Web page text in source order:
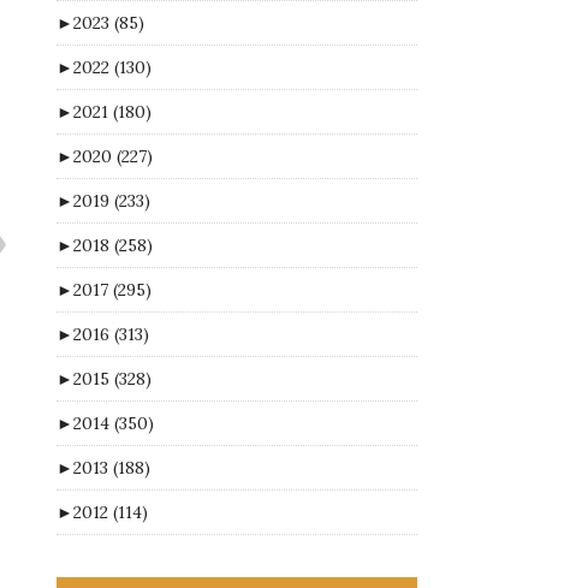
►2023 (85)
►2022 (130)
►2021 (180)
►2020 (227)
►2019 (233)
►2018 (258)
►2017 (295)
►2016 (313)
►2015 (328)
►2014 (350)
►2013 (188)
►2012 (114)